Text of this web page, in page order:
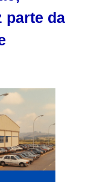
parte da